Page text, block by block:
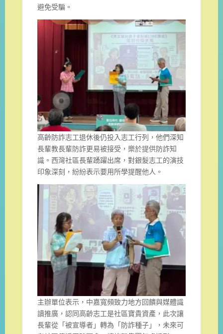
避免受騙。
高齡防詐志工退休後仍投入志工行列，他們深知
長輩教長輩防詐更易被接受，樂於提供防詐知
識。西灣社區長輩踴躍出席，對銀髮志工的演技
印象深刻，紛紛表示要用所學提醒他人。
主辦單位表示，中嘉寬頻致力地方回饋與媒體識
讀推廣，認同高齡志工是社區寶貴資產，此次讓
長輩從「被宣導者」轉為「防詐種子」，未來可